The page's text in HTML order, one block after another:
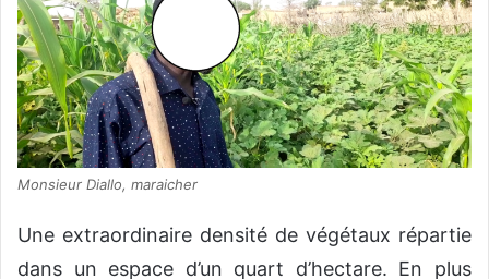
Monsieur Diallo, maraicher
Une extraordinaire densité de végétaux répartie
dans un espace d’un quart d’hectare. En plus